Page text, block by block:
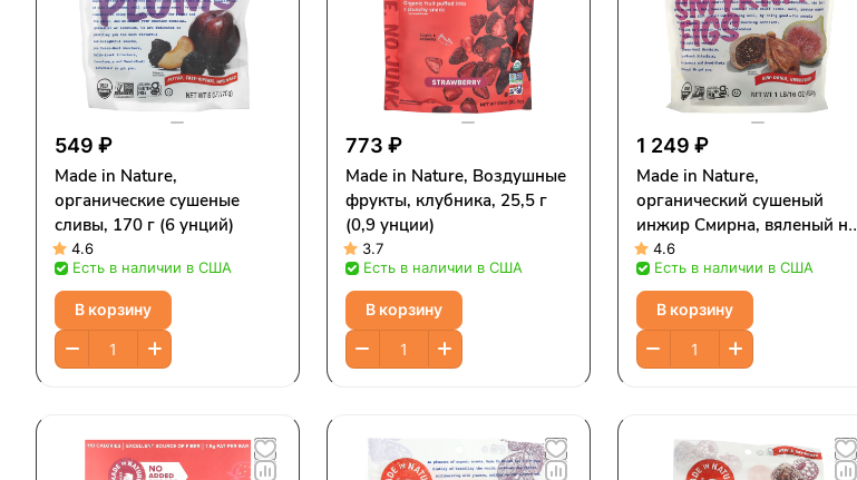
549 ₽
Made in Nature,
органические сушеные
сливы, 170 г (6 унций)
4.6
Есть в наличии в США
В корзину
773 ₽
Made in Nature, Воздушные
фрукты, клубника, 25,5 г
(0,9 унции)
3.7
Есть в наличии в США
В корзину
1 249 ₽
Made in Nature,
органический сушеный
инжир Смирна, вяленый на
солнце, не обработанный
сернистым газом, 454 г (1
фунт)
4.6
Есть в наличии в США
В корзину